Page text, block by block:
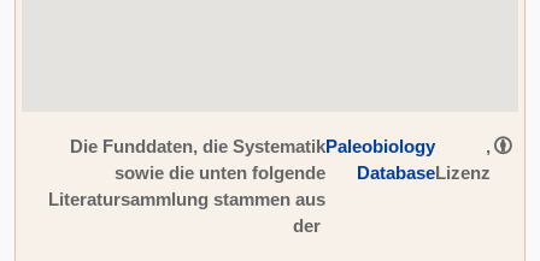
Die Funddaten, die Systematik
sowie die unten folgende
Literatursammlung stammen aus
der
Paleobiology
Database
,
Lizenz